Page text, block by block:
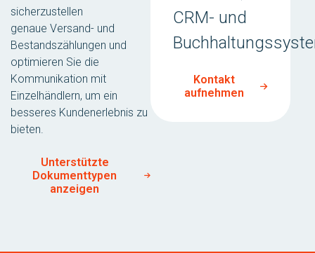
sicherzustellen
genaue Versand- und
Bestandszählungen und
optimieren Sie die
Kommunikation mit
Einzelhändlern, um ein
besseres Kundenerlebnis zu
bieten.
Unterstützte
Dokumenttypen
anzeigen
CRM- und
Kontakt
aufnehmen